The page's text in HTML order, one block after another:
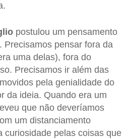
postulou um pensamento
Precisamos pensar fora da
uma delas), fora do
Precisamos ir além das
pela genialidade do
da ideia. Quando era um
que não deveríamos
um distanciamento
curiosidade pelas coisas que